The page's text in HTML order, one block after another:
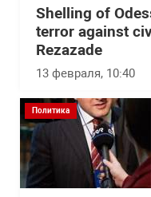
Shelling of
terror against
Rezazade
13 февраля, 10:40
Политика